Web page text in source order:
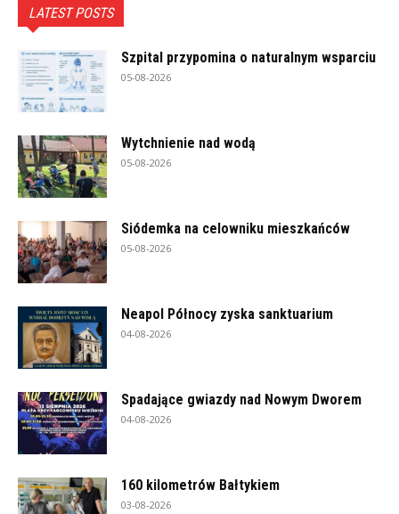
LATEST POSTS
Szpital przypomina o naturalnym wsparciu
05-08-2026
Wytchnienie nad wodą
05-08-2026
Siódemka na celowniku mieszkańców
05-08-2026
Neapol Północy zyska sanktuarium
04-08-2026
Spadające gwiazdy nad Nowym Dworem
04-08-2026
160 kilometrów Bałtykiem
03-08-2026